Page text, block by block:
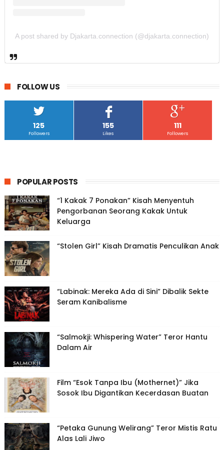
A post shared by Djakarta.connection (@djakarta.connection)
FOLLOW US
125
Followers
155
Likes
111
Followers
POPULAR POSTS
“1 Kakak 7 Ponakan” Kisah Menyentuh
Pengorbanan Seorang Kakak Untuk
Keluarga
“Stolen Girl” Kisah Dramatis Penculikan Anak
“Labinak: Mereka Ada di Sini” Dibalik Sekte
Seram Kanibalisme
“Salmokji: Whispering Water” Teror Hantu
Dalam Air
Film “Esok Tanpa Ibu (Mothernet)” Jika
Sosok Ibu Digantikan Kecerdasan Buatan
“Petaka Gunung Welirang” Teror Mistis Ratu
Alas Lali Jiwo